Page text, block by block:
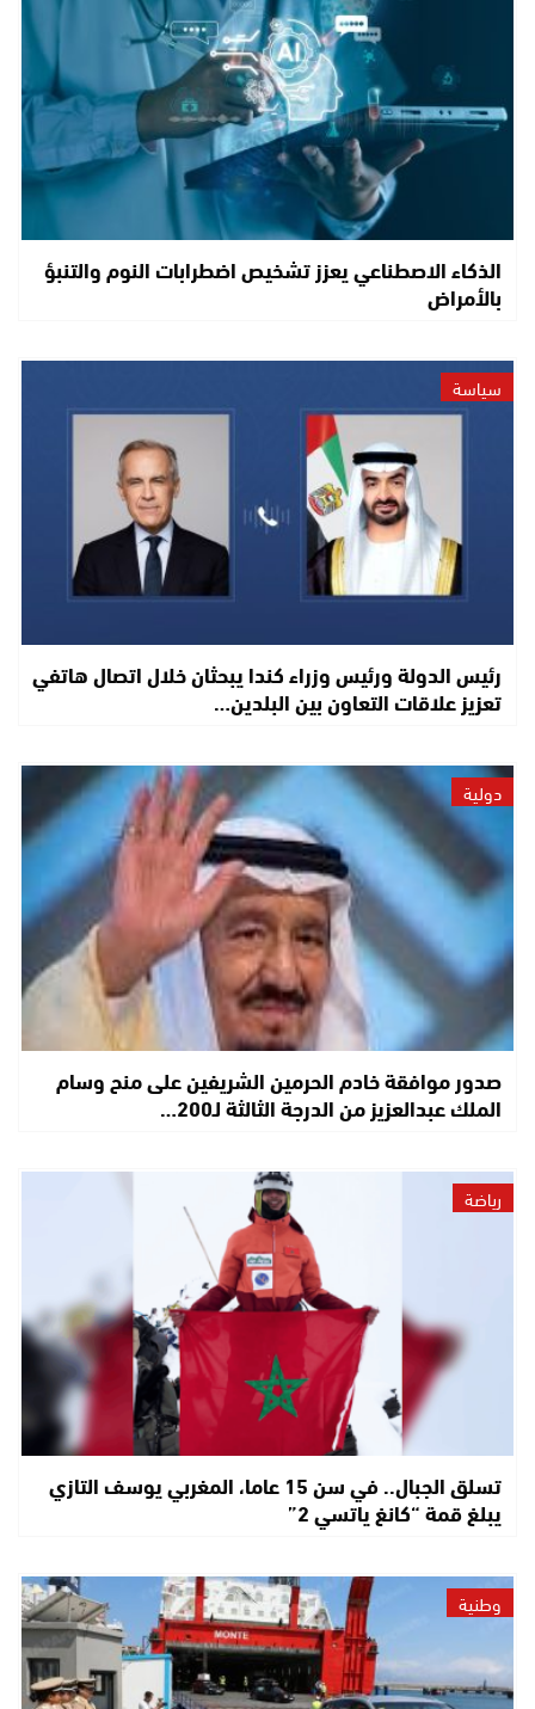
الذكاء الاصطناعي يعزز تشخيص اضطرابات النوم والتنبؤ
بالأمراض
سياسة
رئيس الدولة ورئيس وزراء كندا يبحثان خلال اتصال هاتفي
تعزيز علاقات التعاون بين البلدين…
دولية
صدور موافقة خادم الحرمين الشريفين على منح وسام
الملك عبدالعزيز من الدرجة الثالثة لـ200…
رياضة
تسلق الجبال.. في سن 15 عاما، المغربي يوسف التازي
يبلغ قمة “كانغ ياتسي 2”
وطنية